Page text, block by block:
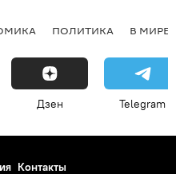
ПОЛИТИКА В МИРЕ
Дзен Telegram
Контакты